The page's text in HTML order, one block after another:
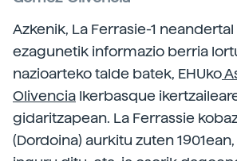
Azkenik, La Ferrasie-1
ezagunetik informazio berria
nazioarteko talde batek, EHUko
Olivencia Ikerbasque
gidaritzapean. La Ferrassie
(Dordoina) aurkitu zuten